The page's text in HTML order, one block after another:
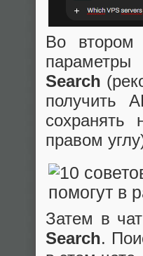
Во втором
Search
получить
сохранять
правом
Затем в
Search.